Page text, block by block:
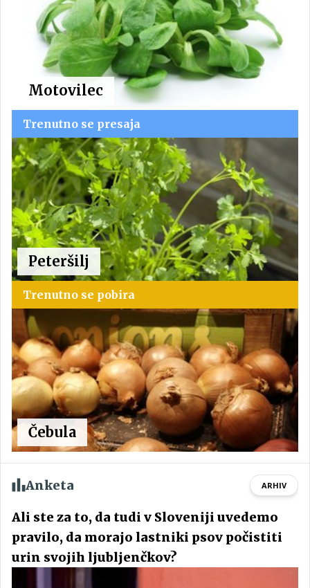
Motovilec
Trenutno se presaja
Peteršilj
Trenutno se pobira
Čebula
Anketa ARHIV
Ali ste za to, da tudi v Sloveniji uvedemo
pravilo, da morajo lastniki psov počistiti
urin svojih ljubljenčkov?